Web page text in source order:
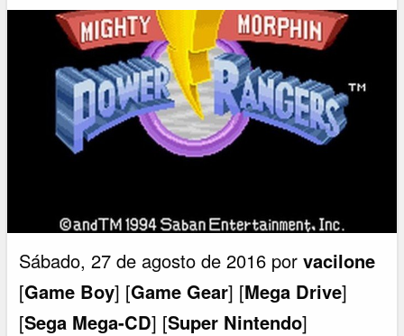
Sábado, 27 de agosto de 2016 porvacilone
[Game Boy] [Game Gear] [Mega Drive]
[Sega Mega-CD] [Super Nintendo]